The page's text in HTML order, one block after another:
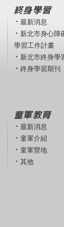
終身學習
最新消息
新北市身心障
學習工作計畫
新北市終身學
終身學習期刊
童軍教育
最新消息
童軍介紹
童軍營地
其他